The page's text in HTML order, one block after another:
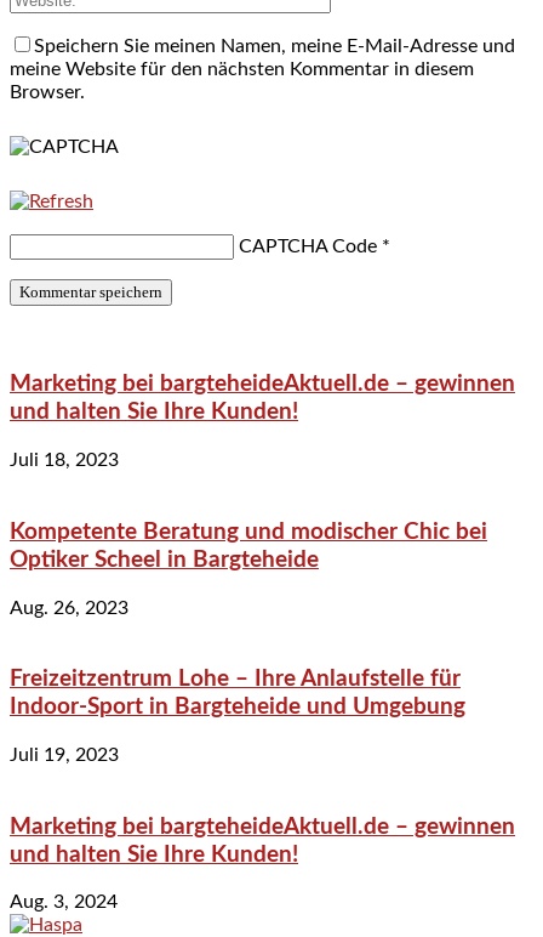
Speichern Sie meinen Namen, meine E-Mail-Adresse und
meine Website für den nächsten Kommentar in diesem
Browser.
CAPTCHA Code *
Marketing bei bargteheideAktuell.de – gewinnen
und halten Sie Ihre Kunden!
Juli 18, 2023
Kompetente Beratung und modischer Chic bei
Optiker Scheel in Bargteheide
Aug. 26, 2023
Freizeitzentrum Lohe – Ihre Anlaufstelle für
Indoor-Sport in Bargteheide und Umgebung
Juli 19, 2023
Marketing bei bargteheideAktuell.de – gewinnen
und halten Sie Ihre Kunden!
Aug. 3, 2024